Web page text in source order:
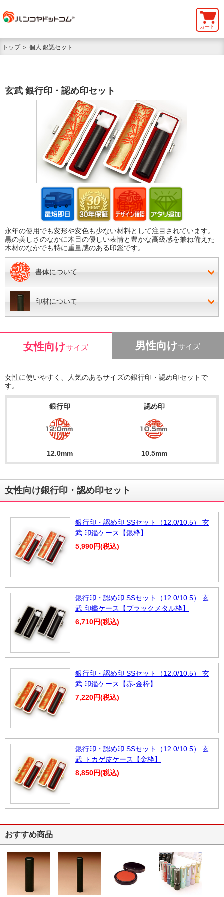
カート
トップ＞ 個人 銀認セット
玄武 銀行印・認め印セット
永年の使用でも変形や変色も少ない材料として注目されています。
黒の美しさのなかに木目の優しい表情と豊かな高級感を兼ね備えた
木材のなかでも特に重量感のある印鑑です。
書体について
印材について
女性向けサイズ 男性向けサイズ
女性に使いやすく、人気のあるサイズの銀行印・認め印セットで
す。
銀行印
12.0mm
認め印
10.5mm
女性向け銀行印・認め印セット
銀行印・認め印 SSセット（12.0/10.5） 玄
武 印鑑ケース【銀枠】
5,990円(税込)
銀行印・認め印 SSセット（12.0/10.5） 玄
武 印鑑ケース【ブラックメタル枠】
6,710円(税込)
銀行印・認め印 SSセット（12.0/10.5） 玄
武 印鑑ケース【赤-金枠】
7,220円(税込)
銀行印・認め印 SSセット（12.0/10.5） 玄
武 トカゲ皮ケース【金枠】
8,850円(税込)
おすすめ商品